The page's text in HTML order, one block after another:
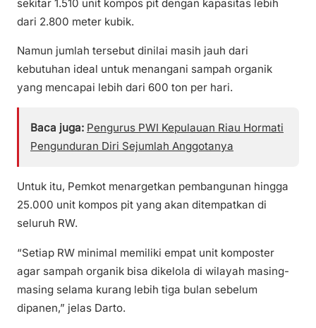
sekitar 1.510 unit kompos pit dengan kapasitas lebih
dari 2.800 meter kubik.
Namun jumlah tersebut dinilai masih jauh dari
kebutuhan ideal untuk menangani sampah organik
yang mencapai lebih dari 600 ton per hari.
Baca juga: Pengurus PWI Kepulauan Riau Hormati
Pengunduran Diri Sejumlah Anggotanya
Untuk itu, Pemkot menargetkan pembangunan hingga
25.000 unit kompos pit yang akan ditempatkan di
seluruh RW.
“Setiap RW minimal memiliki empat unit komposter
agar sampah organik bisa dikelola di wilayah masing-
masing selama kurang lebih tiga bulan sebelum
dipanen,” jelas Darto.